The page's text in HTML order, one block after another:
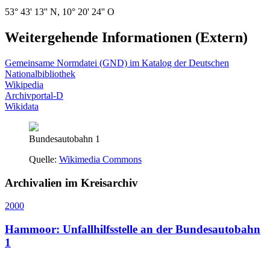
53° 43' 13'' N, 10° 20' 24'' O
Weitergehende Informationen (Extern)
Gemeinsame Normdatei (GND) im Katalog der Deutschen
Nationalbibliothek
Wikipedia
Archivportal-D
Wikidata
Bundesautobahn 1
Quelle: Wikimedia Commons
Archivalien im Kreisarchiv
2000
Hammoor: Unfallhilfsstelle an der Bundesautobahn
1